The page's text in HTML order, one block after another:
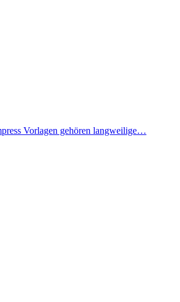
Vorlagen gehören langweilige…